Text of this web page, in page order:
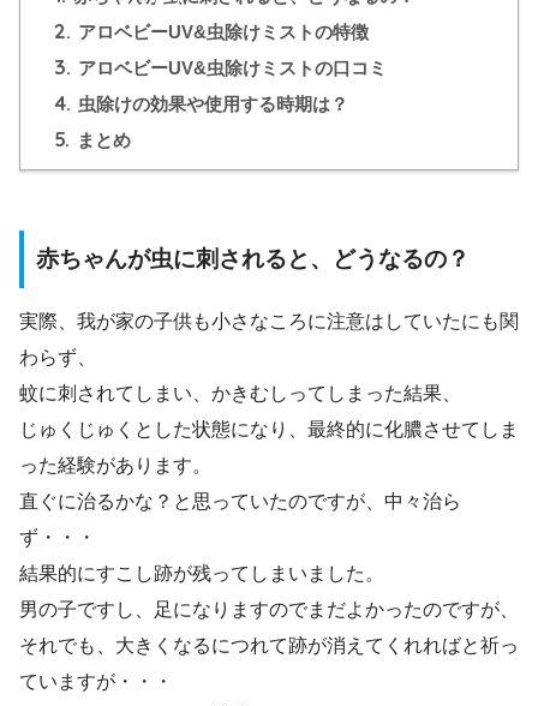
2. アロベビーUV&虫除けミストの特徴
3. アロベビーUV&虫除けミストの口コミ
4. 虫除けの効果や使用する時期は？
5. まとめ
赤ちゃんが虫に刺されると、どうなるの？
実際、我が家の子供も小さなころに注意はしていたにも関
わらず、
蚊に刺されてしまい、かきむしってしまった結果、
じゅくじゅくとした状態になり、最終的に化膿させてしま
った経験があります。
直ぐに治るかな？と思っていたのですが、中々治ら
ず・・・
結果的にすこし跡が残ってしまいました。
男の子ですし、足になりますのでまだよかったのですが、
それでも、大きくなるにつれて跡が消えてくれればと祈っ
ていますが・・・